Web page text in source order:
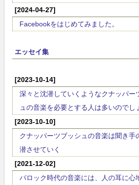
[2024-04-27]
Facebookをはじめてみました。
エッセイ集
[2023-10-14]
深々と沈潜していくようなクナッパー
ュの音楽を必要とする人は多いのでし
[2023-10-10]
クナッパーツブッシュの音楽は聞き手
潜させていく
[2021-12-02]
バロック時代の音楽には、人の耳に心